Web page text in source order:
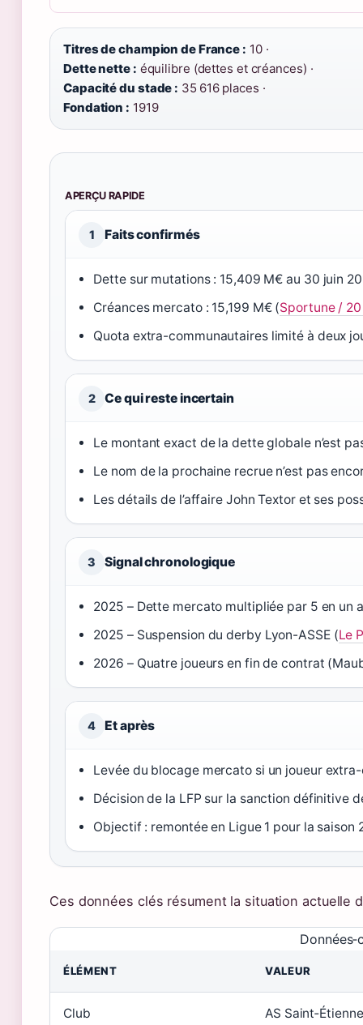
Titres de champion de France : 10 ·
Dette nette : équilibre (dettes et créances) ·
Capacité du stade : 35 616 places ·
Fondation : 1919
APERÇU RAPIDE
1 Faits confirmés
Dette sur mutations : 15,409 M€ au 30 juin
Créances mercato : 15,199 M€ (Sportune /
Quota extra-communautaires limité à deux
2 Ce qui reste incertain
Le montant exact de la dette globale n’est
Le nom de la prochaine recrue n’est pas
Les détails de l’affaire John Textor et ses
3 Signal chronologique
2025 – Dette mercato multipliée par 5 en un
2025 – Suspension du derby Lyon-ASSE (Le
2026 – Quatre joueurs en fin de contrat
4 Et après
Levée du blocage mercato si un joueur
Décision de la LFP sur la sanction définitive
Objectif : remontée en Ligue 1 pour la saison
Ces données clés résument la situation actuelle
ÉLÉMENT VALEUR
Club AS